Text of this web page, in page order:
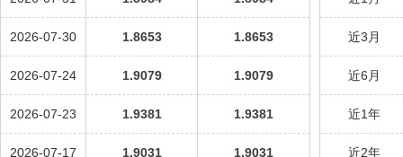
2026-07-30 1.8653 1.8653
2026-07-24 1.9079 1.9079
2026-07-23 1.9381 1.9381
2026-07-17 1.9031 1.9031
近3月
近6月
近1年
近2年